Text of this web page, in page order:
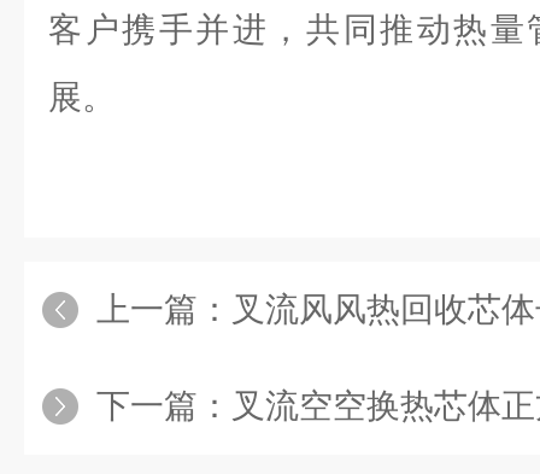
客户携手并进，共同推动热
展。
上一篇： 叉流风风热回收芯
下一篇： 叉流空空换热芯体